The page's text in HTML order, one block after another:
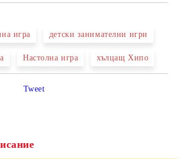
с вас в рамките на работния ден.
игра детски занимателни игри
Настолна игра хълцащ Хипо
Tweet